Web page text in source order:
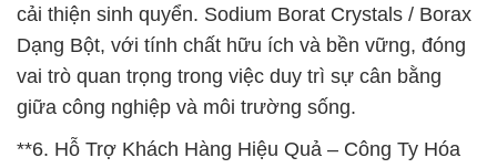
cải thiện sinh quyển. Sodium Borat Crystals / Borax
Dạng Bột, với tính chất hữu ích và bền vững, đóng
vai trò quan trọng trong việc duy trì sự cân bằng
giữa công nghiệp và môi trường sống.
**6. Hỗ Trợ Khách Hàng Hiệu Quả – Công Ty Hóa